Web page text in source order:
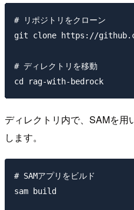
# リポジトリをクローン
git clone https://
# ディレクトリを移動
ディレクトリ内で、SAMを用
します。
# SAMアプリをビルド
sam build